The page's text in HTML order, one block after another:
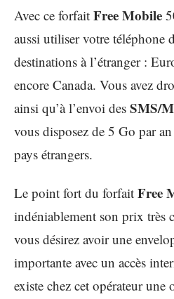
Avec ce forfait Free Mobile
aussi utiliser votre téléphone
destinations à l’étranger :
encore Canada. Vous avez
ainsi qu’à l’envoi des SMS/
vous disposez de 5 Go par
pays étrangers.
Le point fort du forfait Free
indéniablement son prix très
vous désirez avoir une
importante avec un accès
existe chez cet opérateur